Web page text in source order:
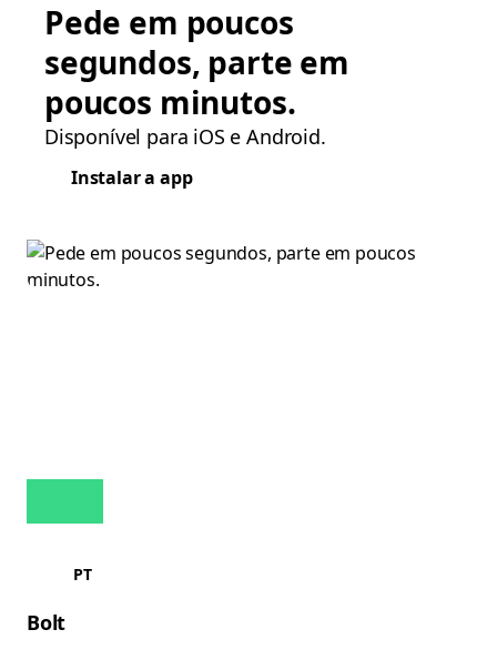
Pede em poucos
segundos, parte em
poucos minutos.
Disponível para iOS e Android.
Instalar a app
PT
Bolt